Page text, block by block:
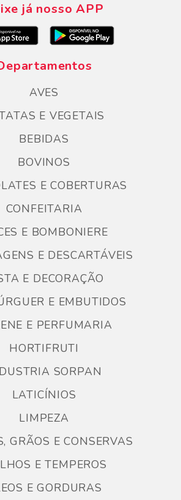
já nosso APP
AVES
E VEGETAIS
BEBIDAS
BOVINOS
E COBERTURAS
CONFEITARIA
E BOMBONIERE
E DESCARTÁVEIS
E DECORAÇÃO
E EMBUTIDOS
E PERFUMARIA
HORTIFRUTI
SORPAN
LATICÍNIOS
LIMPEZA
GRÃOS E CONSERVAS
E TEMPEROS
E GORDURAS